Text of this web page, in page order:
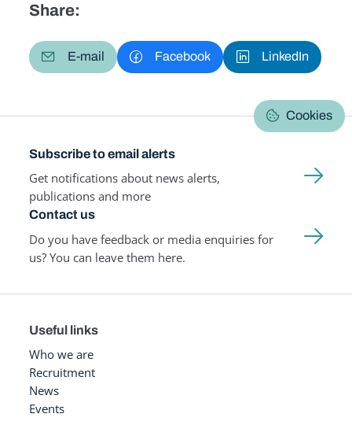
Share:
E-mail Facebook LinkedIn
Cookies
Subscribe to email alerts
Get notifications about news alerts,
publications and more
Contact us
Do you have feedback or media enquiries for
us? You can leave them here.
Useful links
Who we are
Recruitment
News
Events